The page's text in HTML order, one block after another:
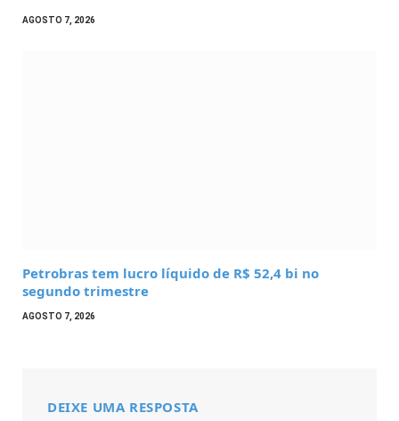
AGOSTO 7, 2026
Petrobras tem lucro líquido de R$ 52,4 bi no
segundo trimestre
AGOSTO 7, 2026
DEIXE UMA RESPOSTA